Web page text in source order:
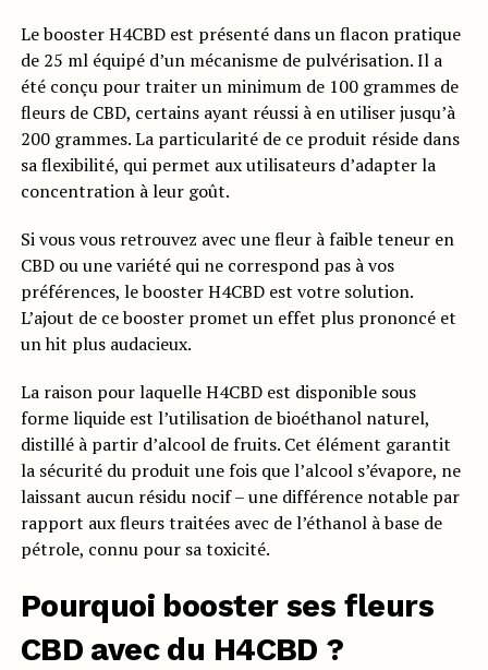
Le booster H4CBD est présenté dans un flacon pratique
de 25 ml équipé d’un mécanisme de pulvérisation. Il a
été conçu pour traiter un minimum de 100 grammes de
fleurs de CBD, certains ayant réussi à en utiliser jusqu’à
200 grammes. La particularité de ce produit réside dans
sa flexibilité, qui permet aux utilisateurs d’adapter la
concentration à leur goût.
Si vous vous retrouvez avec une fleur à faible teneur en
CBD ou une variété qui ne correspond pas à vos
préférences, le booster H4CBD est votre solution.
L’ajout de ce booster promet un effet plus prononcé et
un hit plus audacieux.
La raison pour laquelle H4CBD est disponible sous
forme liquide est l’utilisation de bioéthanol naturel,
distillé à partir d’alcool de fruits. Cet élément garantit
la sécurité du produit une fois que l’alcool s’évapore, ne
laissant aucun résidu nocif – une différence notable par
rapport aux fleurs traitées avec de l’éthanol à base de
pétrole, connu pour sa toxicité.
Pourquoi booster ses fleurs
CBD avec du H4CBD ?